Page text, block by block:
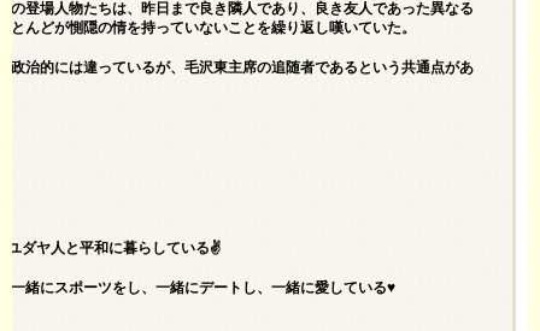
登場人物たちは、昨日まで良き隣人であり、良き友人であった異なる
んどが惻隠の情を持っていないことを繰り返し嘆いていた。
治的には違っているが、毛沢東主席の追随者であるという共通点があ
ユダヤ人と平和に暮らしている✌️
一緒にスポーツをし、一緒にデートし、一緒に愛している♥️